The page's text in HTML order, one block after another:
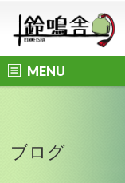
MENU
ブログ